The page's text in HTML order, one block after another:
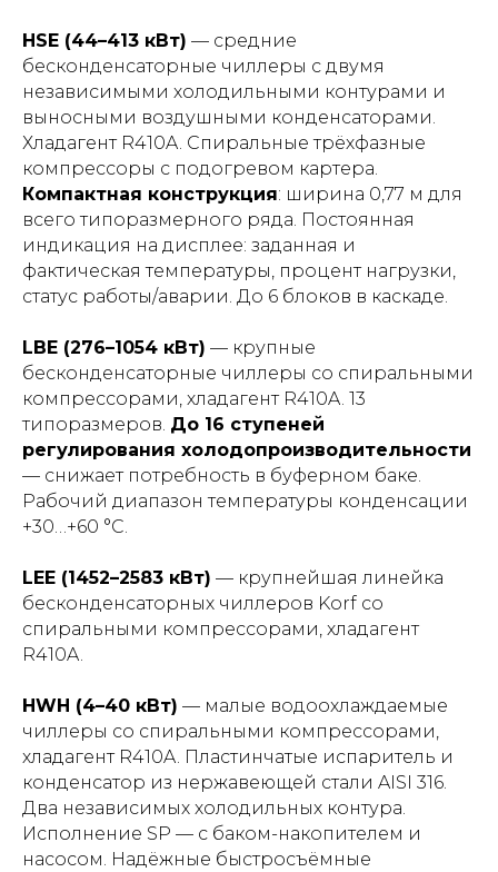
HSE (44–413 кВт) — средние
бесконденсаторные чиллеры с двумя
независимыми холодильными контурами и
выносными воздушными конденсаторами.
Хладагент R410A. Спиральные трёхфазные
компрессоры с подогревом картера.
Компактная конструкция: ширина 0,77 м для
всего типоразмерного ряда. Постоянная
индикация на дисплее: заданная и
фактическая температуры, процент нагрузки,
статус работы/аварии. До 6 блоков в каскаде.
LBE (276–1054 кВт) — крупные
бесконденсаторные чиллеры со спиральными
компрессорами, хладагент R410A. 13
типоразмеров. До 16 ступеней
регулирования холодопроизводительности
— снижает потребность в буферном баке.
Рабочий диапазон температуры конденсации
+30…+60 °С.
LEE (1452–2583 кВт) — крупнейшая линейка
бесконденсаторных чиллеров Korf со
спиральными компрессорами, хладагент
R410A.
HWH (4–40 кВт) — малые водоохлаждаемые
чиллеры со спиральными компрессорами,
хладагент R410A. Пластинчатые испаритель и
конденсатор из нержавеющей стали AISI 316.
Два независимых холодильных контура.
Исполнение SP — с баком-накопителем и
насосом. Надёжные быстросъёмные